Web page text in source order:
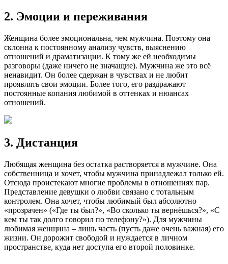
2. Эмоции и переживания
Женщина более эмоциональна, чем мужчина. Поэтому она
склонна к постоянному анализу чувств, выяснению
отношений и драматизации. К тому же ей необходимы
разговоры (даже ничего не значащие). Мужчина же это всё
ненавидит. Он более сдержан в чувствах и не любит
проявлять свои эмоции. Более того, его раздражают
постоянные копания любимой в оттенках и нюансах
отношений.
3. Дистанция
Любящая женщина без остатка растворяется в мужчине. Она
собственница и хочет, чтобы мужчина принадлежал только ей.
Отсюда проистекают многие проблемы в отношениях пар.
Представление девушки о любви связано с тотальным
контролем. Она хочет, чтобы любимый был абсолютно
«прозрачен» («Где ты был?», «Во сколько ты вернёшься?», «С
кем ты так долго говорил по телефону?»). Для мужчины
любимая женщина – лишь часть (пусть даже очень важная) его
жизни. Он дорожит свободой и нуждается в личном
пространстве, куда нет доступа его второй половинке.